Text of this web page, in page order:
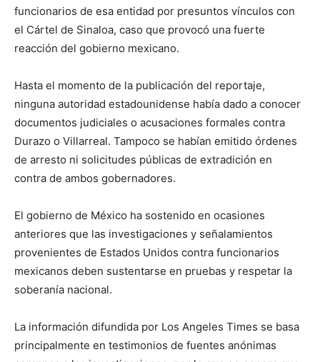
funcionarios de esa entidad por presuntos vínculos con
el Cártel de Sinaloa, caso que provocó una fuerte
reacción del gobierno mexicano.
Hasta el momento de la publicación del reportaje,
ninguna autoridad estadounidense había dado a conocer
documentos judiciales o acusaciones formales contra
Durazo o Villarreal. Tampoco se habían emitido órdenes
de arresto ni solicitudes públicas de extradición en
contra de ambos gobernadores.
El gobierno de México ha sostenido en ocasiones
anteriores que las investigaciones y señalamientos
provenientes de Estados Unidos contra funcionarios
mexicanos deben sustentarse en pruebas y respetar la
soberanía nacional.
La información difundida por Los Angeles Times se basa
principalmente en testimonios de fuentes anónimas